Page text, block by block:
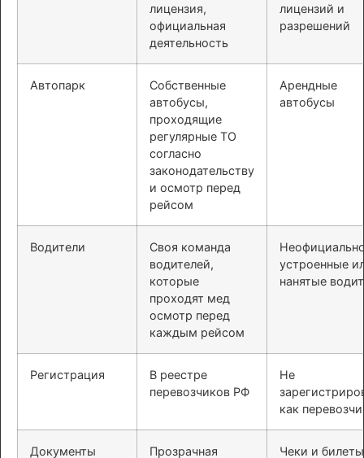
лицензия,
официальная
деятельность
лицензий и
разрешений
Автопарк
Собственные
автобусы,
проходящие
регулярные ТО
согласно
законодательству
и осмотр перед
рейсом
Арендные
автобусы
Водители
Своя команда
водителей,
которые
проходят мед
осмотр перед
каждым рейсом
устроенные
нанятые
Регистрация
В реестре
перевозчиков РФ
Не
как
Документы Прозрачная Чеки и